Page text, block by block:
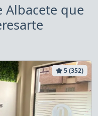
Albacete que
5 (352)